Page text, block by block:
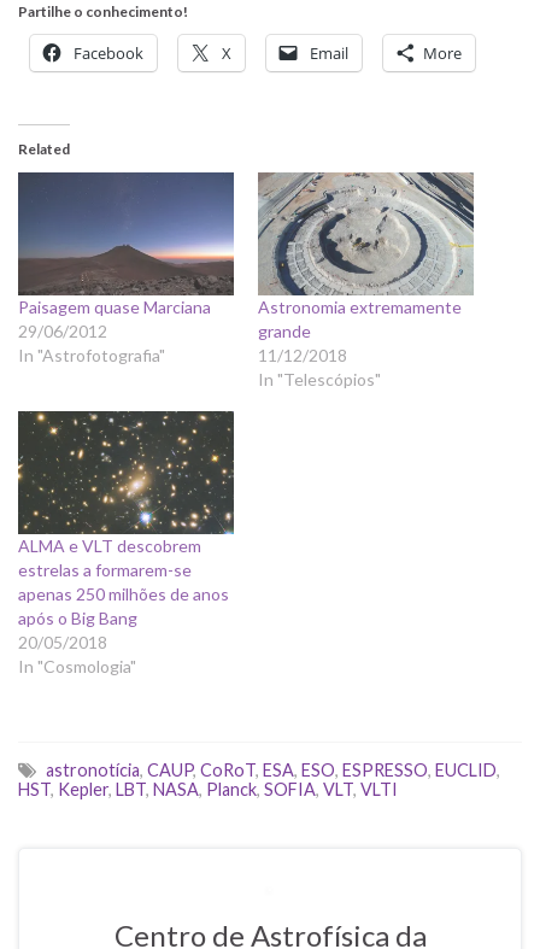
Partilhe o conhecimento!
Facebook X Email More
Related
Paisagem quase Marciana
29/06/2012
In "Astrofotografia"
Astronomia extremamente
grande
11/12/2018
In "Telescópios"
ALMA e VLT descobrem
estrelas a formarem-se
apenas 250 milhões de anos
após o Big Bang
20/05/2018
In "Cosmologia"
astronotícia, CAUP, CoRoT, ESA, ESO, ESPRESSO, EUCLID,
HST, Kepler, LBT, NASA, Planck, SOFIA, VLT, VLTI
Centro de Astrofísica da